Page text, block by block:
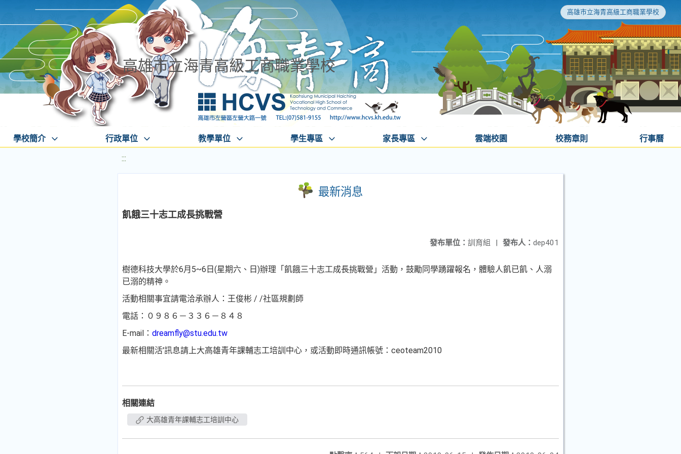
高雄市立海青高級工商職業學校
高雄市立海青高級工商職業學校
學校簡介 行政單位 教學單位 學生專區 家長專區 雲端校園 校務章則 行事曆
:::
最新消息
飢餓三十志工成長挑戰營
發布人： dep401
發布單位： 訓育組 |
樹德科技大學於6月5~6日(星期六、日)辦理「飢餓三十志工成長挑戰營」活動，鼓勵同學踴躍報名，體驗人飢已飢、人溺
已溺的精神。
活動相關事宜請電洽承辦人：王俊彬 / /社區規劃師
電話：０９８６－３３６－８４８
E-mail： dreamfly@stu.edu.tw
最新相關活'訊息請上大高雄青年課輔志工培訓中心，或活動即時通訊帳號：ceoteam2010
相關連結
大高雄青年課輔志工培訓中心